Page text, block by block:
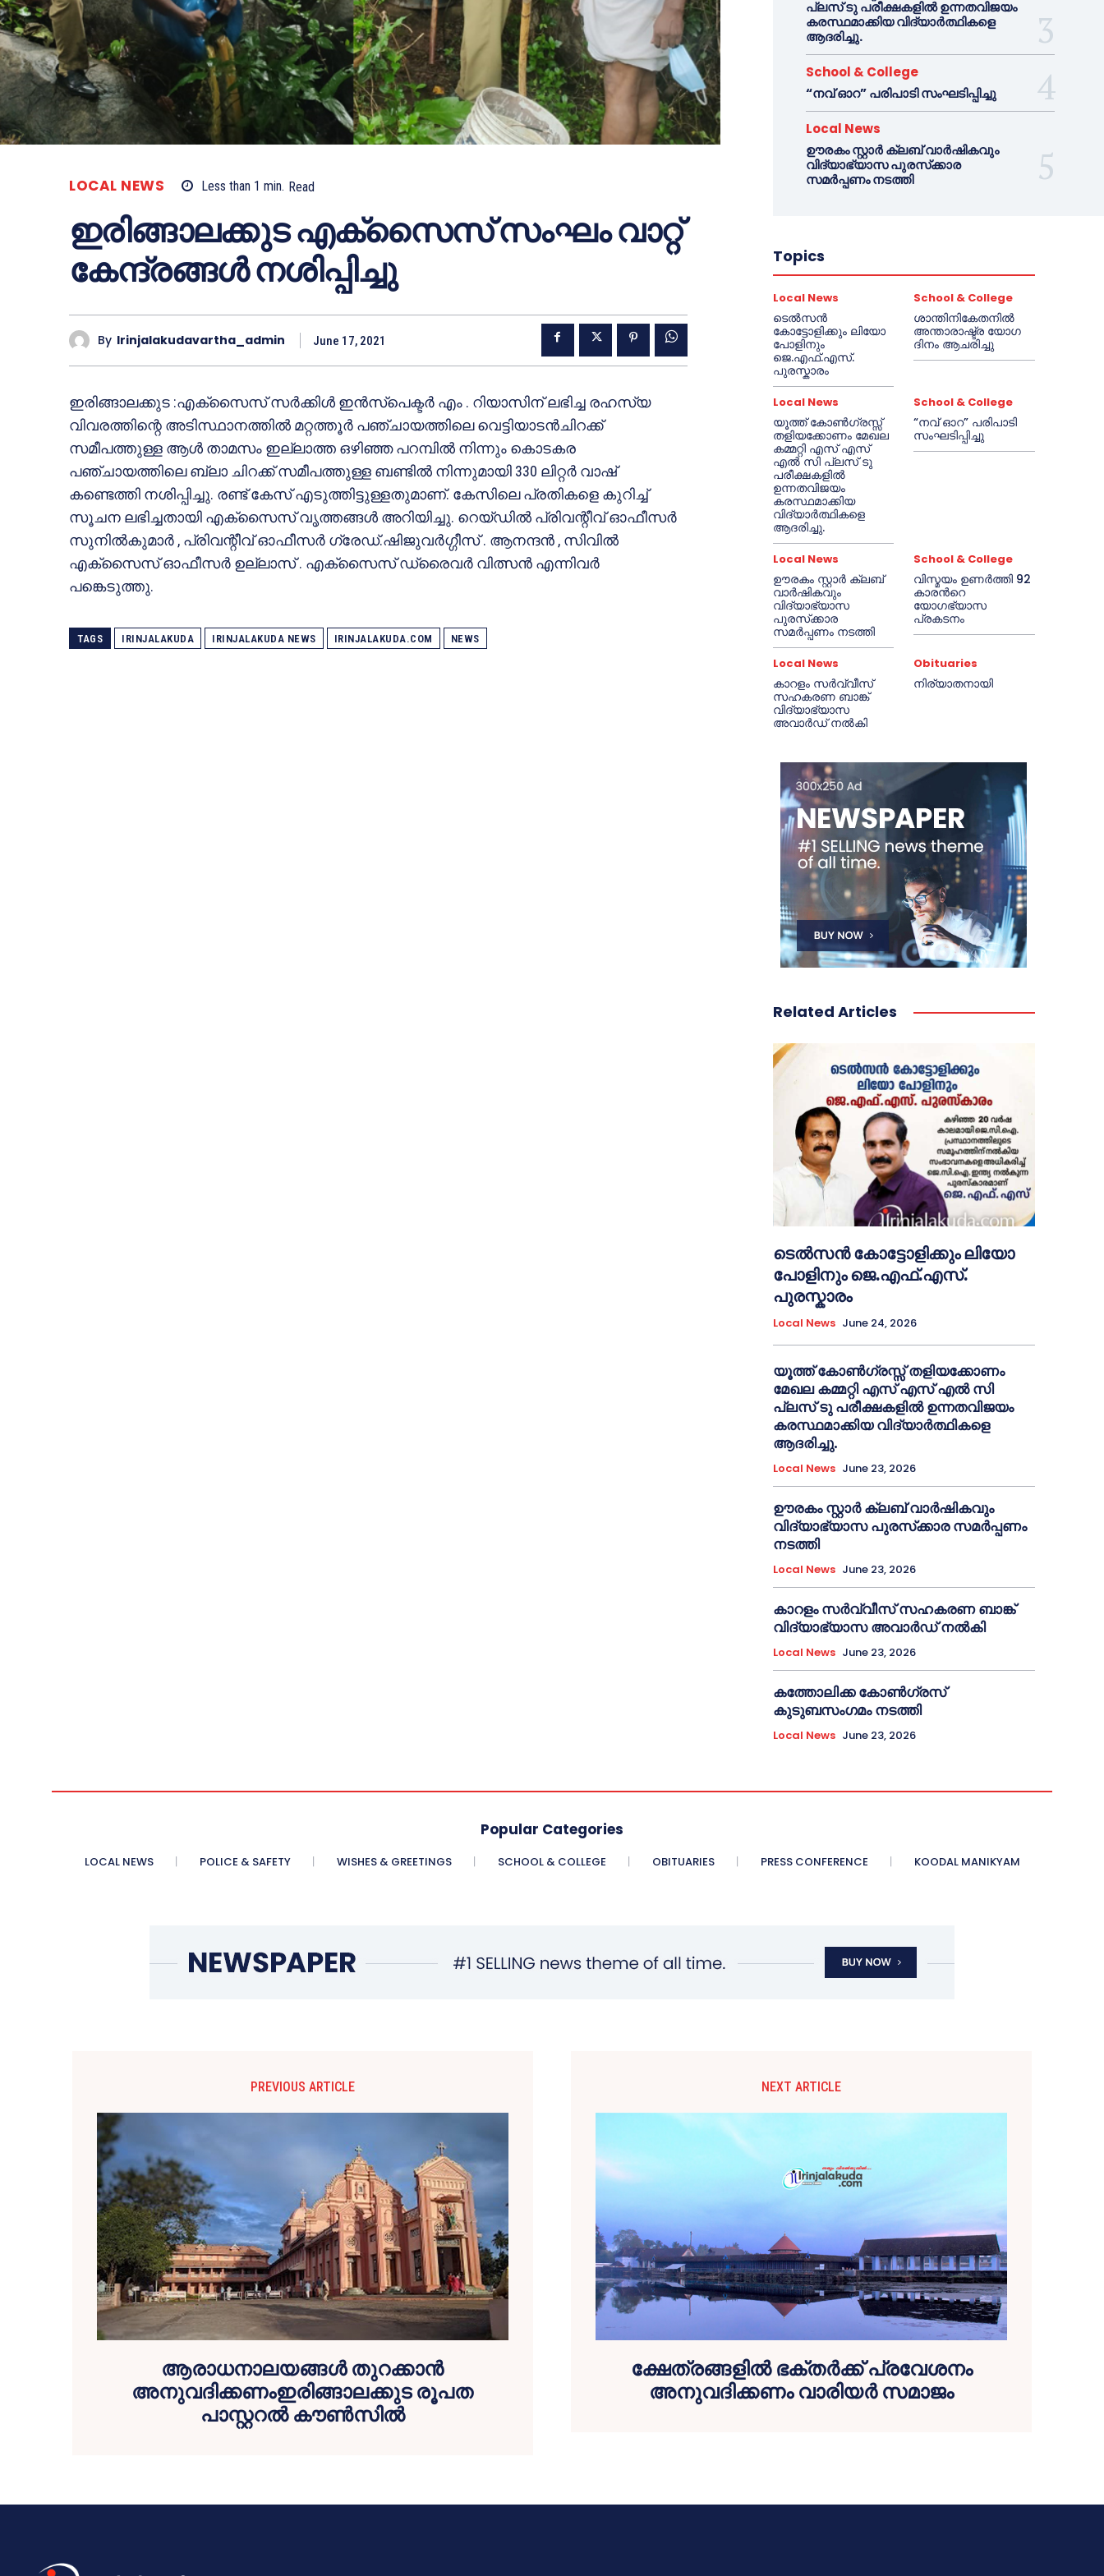
LOCAL NEWS Less than 1 min. Read
ഇരിങ്ങാലക്കുട എക്‌സൈസ് സംഘം വാറ്റ്
കേന്ദ്രങ്ങള്‍ നശിപ്പിച്ചു
By Irinjalakudavartha_admin June 17, 2021
ഇരിങ്ങാലക്കുട :എക്‌സൈസ് സര്‍ക്കിള്‍ ഇന്‍സ്‌പെക്ടര്‍ എം . റിയാസിന് ലഭിച്ച രഹസ്യ
വിവരത്തിന്റെ അടിസ്ഥാനത്തില്‍ മറ്റത്തൂര്‍ പഞ്ചായത്തിലെ വെട്ടിയാടന്‍ചിറക്ക്
സമീപത്തുള്ള ആള്‍ താമസം ഇല്ലാത്ത ഒഴിഞ്ഞ പറമ്പില്‍ നിന്നും കൊടകര
പഞ്ചായത്തിലെ ബ്ലാ ചിറക്ക് സമീപത്തുള്ള ബണ്ടില്‍ നിന്നുമായി 330 ലിറ്റര്‍ വാഷ്
കണ്ടെത്തി നശിപ്പിച്ചു. രണ്ട് കേസ് എടുത്തിട്ടുള്ളതുമാണ്. കേസിലെ പ്രതികളെ കുറിച്ച്
സൂചന ലഭിച്ചതായി എക്‌സൈസ് വൃത്തങ്ങള്‍ അറിയിച്ചു. റെയ്ഡില്‍ പ്രിവന്റീവ് ഓഫീസര്‍
സുനില്‍കുമാര്‍ , പ്രിവന്റീവ് ഓഫീസര്‍ ഗ്രേഡ്.ഷിജുവര്‍ഗ്ഗീസ് . ആനന്ദന്‍ , സിവില്‍
എക്‌സൈസ് ഓഫീസര്‍ ഉല്ലാസ് . എക്‌സൈസ് ഡ്രൈവര്‍ വിത്സന്‍ എന്നിവര്‍
പങ്കെടുത്തു.
TAGS IRINJALAKUDA IRINJALAKUDA NEWS IRINJALAKUDA.COM NEWS
പ്ലസ് ടു പരീക്ഷകളിൽ ഉന്നതവിജയം
കരസ്ഥമാക്കിയ വിദ്യാർത്ഥികളെ
ആദരിച്ചു.
School & College
“നവ് ഓറ” പരിപാടി സംഘടിപ്പിച്ചു
Local News
ഊരകം സ്റ്റാർ ക്ലബ് വാർഷികവും
വിദ്യാഭ്യാസ പുരസ്‌ക്കാര
സമർപ്പണം നടത്തി
Topics
Local News
ടെൽസൻ
കോട്ടോളിക്കും ലിയോ
പോളിനും
ജെ.എഫ്.എസ്.
പുരസ്കാരം
School & College
ശാന്തിനികേതനിൽ
അന്താരാഷ്ട്ര യോഗ
ദിനം ആചരിച്ചു
Local News
യൂത്ത് കോൺഗ്രസ്സ്
തളിയക്കോണം മേഖല
കമ്മറ്റി എസ് എസ്
എൽ സി പ്ലസ് ടു
പരീക്ഷകളിൽ
ഉന്നതവിജയം
കരസ്ഥമാക്കിയ
വിദ്യാർത്ഥികളെ
ആദരിച്ചു.
School & College
“നവ് ഓറ” പരിപാടി
സംഘടിപ്പിച്ചു
Local News
ഊരകം സ്റ്റാർ ക്ലബ്
വാർഷികവും
വിദ്യാഭ്യാസ
പുരസ്‌ക്കാര
സമർപ്പണം നടത്തി
School & College
വിസ്മയം ഉണർത്തി 92
കാരൻറെ
യോഗഭ്യാസ
പ്രകടനം
Local News
കാറളം സർവ്വീസ്
സഹകരണ ബാങ്ക്
വിദ്യാഭ്യാസ
അവാർഡ് നൽകി
Obituaries
നിര്യാതനായി
Related Articles
ടെൽസൻ കോട്ടോളിക്കും ലിയോ
പോളിനും ജെ.എഫ്.എസ്.
പുരസ്കാരം
Local News June 24, 2026
യൂത്ത് കോൺഗ്രസ്സ് തളിയക്കോണം
മേഖല കമ്മറ്റി എസ് എസ് എൽ സി
പ്ലസ് ടു പരീക്ഷകളിൽ ഉന്നതവിജയം
കരസ്ഥമാക്കിയ വിദ്യാർത്ഥികളെ
ആദരിച്ചു.
Local News June 23, 2026
ഊരകം സ്റ്റാർ ക്ലബ് വാർഷികവും
വിദ്യാഭ്യാസ പുരസ്‌ക്കാര സമർപ്പണം
നടത്തി
Local News June 23, 2026
കാറളം സർവ്വീസ് സഹകരണ ബാങ്ക്
വിദ്യാഭ്യാസ അവാർഡ് നൽകി
Local News June 23, 2026
കത്തോലിക്ക കോൺഗ്രസ്
കുടുബസംഗമം നടത്തി
Local News June 23, 2026
Popular Categories
LOCAL NEWS POLICE & SAFETY WISHES & GREETINGS SCHOOL & COLLEGE OBITUARIES PRESS CONFERENCE KOODAL MANIKYAM
PREVIOUS ARTICLE
ആരാധനാലയങ്ങൾ തുറക്കാൻ
അനുവദിക്കണംഇരിങ്ങാലക്കുട രൂപത
പാസ്റ്ററൽ കൗൺസിൽ
NEXT ARTICLE
ക്ഷേത്രങ്ങളിൽ ഭക്തർക്ക് പ്രവേശനം
അനുവദിക്കണം വാരിയർ സമാജം